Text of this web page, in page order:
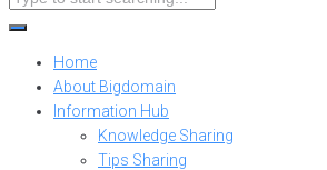
Home
About Bigdomain
Information Hub
Knowledge Sharing
Tips Sharing